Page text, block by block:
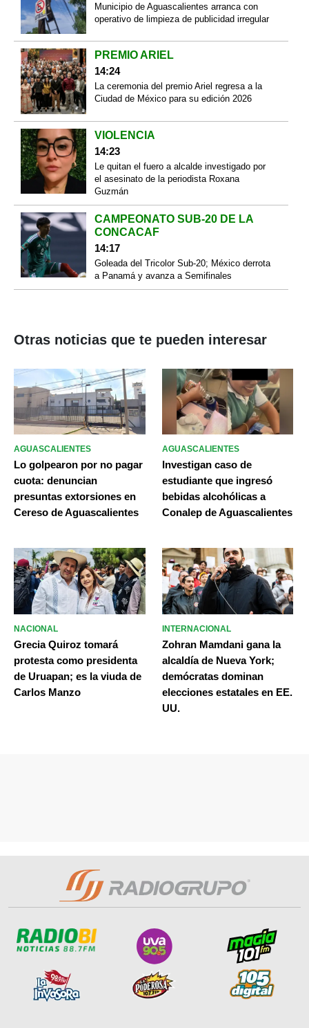
Municipio de Aguascalientes arranca con
operativo de limpieza de publicidad irregular
PREMIO ARIEL
14:24
La ceremonia del premio Ariel regresa a la
Ciudad de México para su edición 2026
VIOLENCIA
14:23
Le quitan el fuero a alcalde investigado por
el asesinato de la periodista Roxana
Guzmán
CAMPEONATO SUB-20 DE LA
CONCACAF
14:17
Goleada del Tricolor Sub-20; México derrota
a Panamá y avanza a Semifinales
Otras noticias que te pueden interesar
AGUASCALIENTES
Lo golpearon por no pagar
cuota: denuncian
presuntas extorsiones en
Cereso de Aguascalientes
AGUASCALIENTES
Investigan caso de
estudiante que ingresó
bebidas alcohólicas a
Conalep de Aguascalientes
NACIONAL
Grecia Quiroz tomará
protesta como presidenta
de Uruapan; es la viuda de
Carlos Manzo
INTERNACIONAL
Zohran Mamdani gana la
alcaldía de Nueva York;
demócratas dominan
elecciones estatales en EE.
UU.